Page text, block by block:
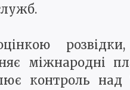
міжнародні
контроль над